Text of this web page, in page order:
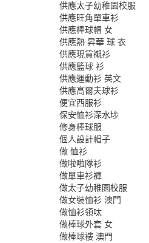
供應太子幼稚園校服
供應旺角單車衫
供應棒球帽 女
供應熱 昇華 球 衣
供應現貨襯衫
供應籃球 衫
供應運動衫 英文
供應高爾夫球衫
便宜西服衫
保安恤衫深水埗
修身棒球服
個人設計帽子
做 恤衫
做啦啦隊衫
做單車衫褲
做太子幼稚園校服
做女裝恤衫 澳門
做恤衫領呔
做棒球外套 女
做棒球褸 澳門